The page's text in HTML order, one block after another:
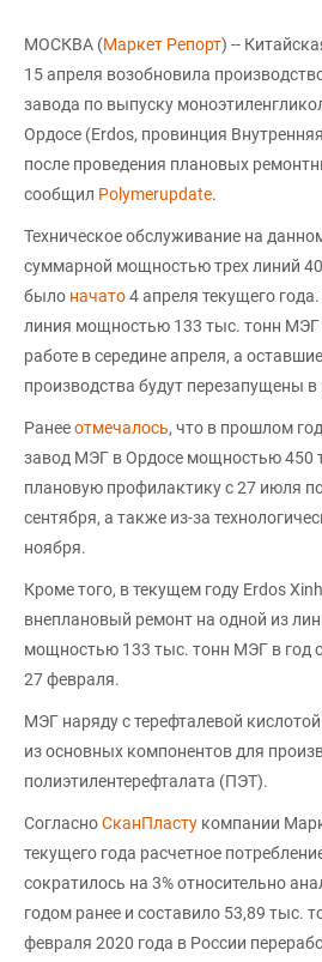
МОСКВА (Маркет Репорт) --
15 апреля возобновила
завода по выпуску
Ордосе (Erdos, провинция
после проведения плановых
сообщил Polymerupdate.
Техническое обслуживание на
суммарной мощностью трех линий
было начато4 апреля текущего
линия мощностью 133 тыс. тонн МЭГ
работе в середине апреля, а
производства будут перезапущены в
Ранееотмечалось, что в прошлом
завод МЭГ в Ордосе мощностью 450
плановую профилактику с 27 июля
сентября, а также из-за
ноября.
Кроме того, в текущем году Erdos
внеплановый ремонт на одной из
мощностью 133 тыс. тонн МЭГ в год
27 февраля.
МЭГ наряду с терефталевой
из основных компонентов для
полиэтилентерефталата (ПЭТ).
СогласноСканПласту компании
текущего года расчетное
сократилось на 3% относительно
годом ранее и составило 53,89 тыс.
февраля 2020 года в России